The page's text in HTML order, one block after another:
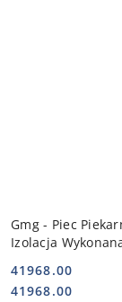
Gmg - Piec
Izolacja
Cena:
41968.00
Cena:
41968.00